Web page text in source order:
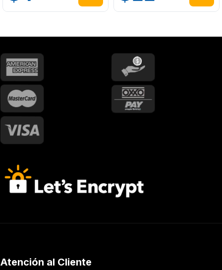
Atención al Cliente